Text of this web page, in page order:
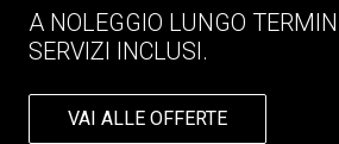
A NOLEGGIO LUNGO
SERVIZI INCLUSI.
VAI ALLE OFFERTE